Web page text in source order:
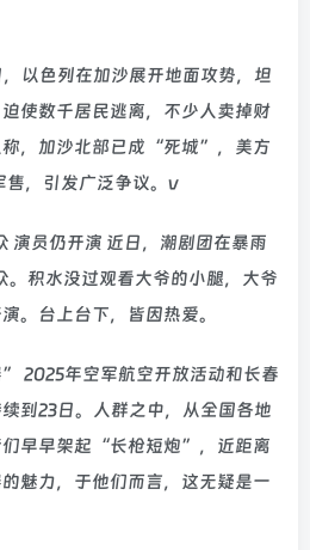
以色列在加沙展开地面攻势，坦
使数千居民逃离，不少人卖掉财
称，加沙北部已成“死城”，美方
，引发广泛争议。v
演员仍开演 近日，潮剧团在暴雨
。积水没过观看大爷的小腿，大爷
。台上台下，皆因热爱。
2025年空军航空开放活动和长春
到23日。人群之中，从全国各地
们早早架起“长枪短炮”，近距离
魅力，于他们而言，这无疑是一